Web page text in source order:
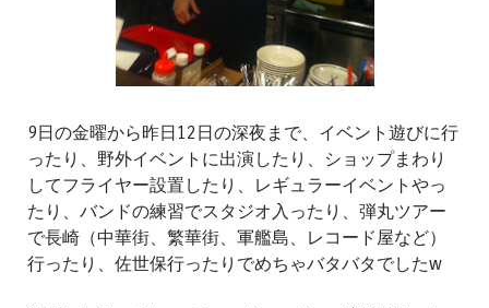
9日の金曜から昨日12日の深夜まで、イベント遊びに行
ったり、野外イベントに出演したり、ショップまわり
してフライヤー設置したり、レギュラーイベントやっ
たり、バンドの練習でスタジオ入ったり、弾丸ツアー
で長崎（中華街、繁華街、軍艦島、レコード屋など）
行ったり、佐世保行ったりでめちゃバタバタでしたw